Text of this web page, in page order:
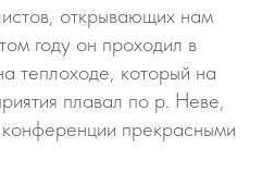
открывающих нам
году он проходил в
теплоходе, который на
плавал по р. Неве,
прекрасными